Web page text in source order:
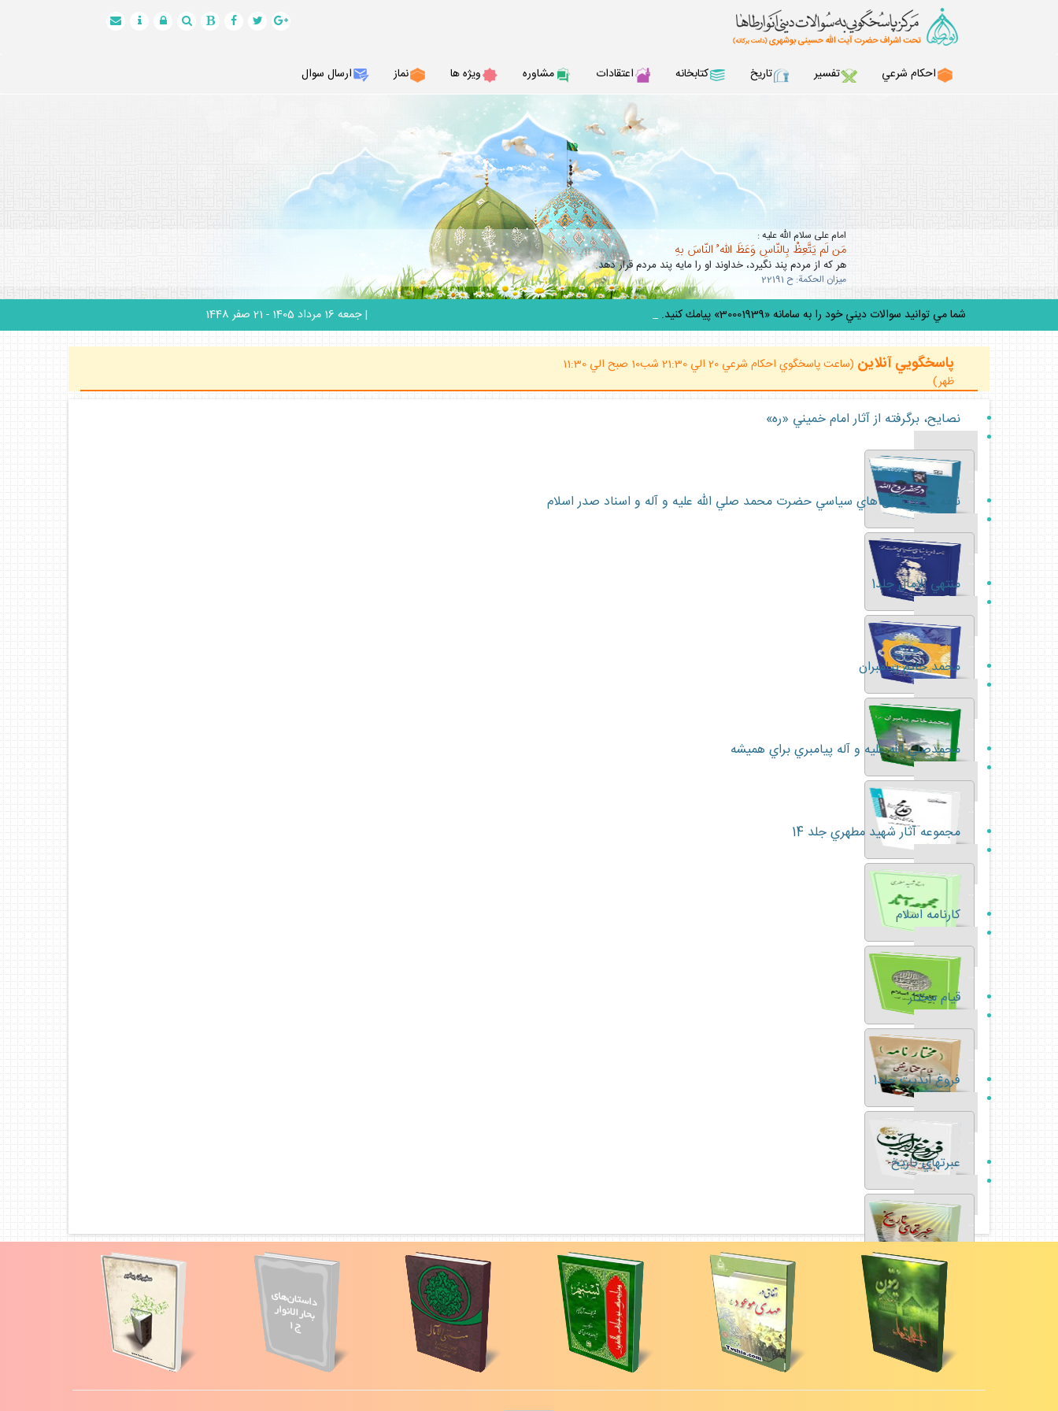
احكام شرعي تفسير تاريخ كتابخانه اعتقادات مشاوره ويژه ها نماز ارسال سوال
امام على سلام الله عليه :
مَن لَم يَتَّعِظْ بِالنّاسِ وَعَظَ اللّه ُ النّاسَ بهِ
هر كه از مردم پند نگيرد، خداوند او را مايه پند مردم قرار دهد.
ميزان الحكمة: ح 22191
شما مي توانيد سوالات ديني خود را به سامانه «30001939» پيامك كنيد. _
| جمعه 16 مرداد 1405 - 21 صفر 1448
پاسخگويي آنلاين
(ساعت پاسخگوي احكام شرعي 20 الي 21:30 شب10 صبح الي 11:30
ظهر)
نصايح، برگرفته از آثار امام خميني «ره»
نامه ها و پيمان هاي سياسي حضرت محمد صلي الله عليه و آله و اسناد صدر اسلام
منتهي الامال جلد1
محمد خاتم پيامبران
محمدصلي الله عليه و آله پيامبري براي هميشه
مجموعه آثار شهيد مطهري جلد 14
كارنامه اسلام
قيام مختار
فروغ ابديت جلد1
عبرتهاي تاريخ